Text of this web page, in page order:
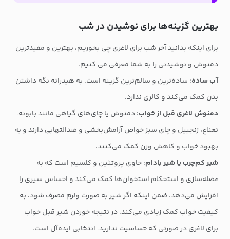
بهترین گزینه‌ها برای نوشیدن در شب
برای اینکه بدانید آخر شب برای لاغری چی بخوریم، بهترین و مفیدترین
دمنوش و نوشیدنی را به شما معرفی می کنیم.
آب ساده: ساده‌ترین و سالم‌ترین گزینه است. به هیدراته نگه داشتن
بدن کمک می‌کند و کالری ندارد.
دمنوش لاغری قبل از خواب: دمنوش یا چای‌های گیاهی مانند بابونه،
نعناع، زنجبیل و چای سبز خواص آرامش‌بخشی و ضدالتهابی دارند و به
بهبود خواب و کاهش وزن کمک می‌کنند.
شیر کم‌چرب یا شیر بادام: حاوی پروتئین و کلسیم است که به
عضله‌سازی و استحکام استخوان‌ها کمک می‌کند و احساس سیری را
افزایش می‌دهد. ضمن اینکه اگر شیر به صورت ولرم مصرف شود، به
کیفیت خواب کمک زیادی می‌کند. در نتیجه خوردن شیر قبل خواب
برای لاغری در صورتی که حساسیت ندارید، انتخابی ایده‌آل است.